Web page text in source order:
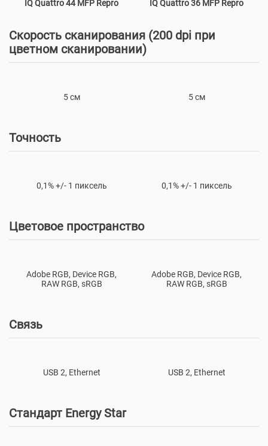
IQ Quattro 44 MFP Repro IQ Quattro 36 MFP Repro
Скорость сканирования (200 dpi при
цветном сканировании)
5 см 5 см
Точность
0,1% +/- 1 пиксель 0,1% +/- 1 пиксель
Цветовое пространство
Adobe RGB, Device RGB,
RAW RGB, sRGB
Adobe RGB, Device RGB,
RAW RGB, sRGB
Cвязь
USB 2, Ethernet USB 2, Ethernet
Стандарт Energy Star